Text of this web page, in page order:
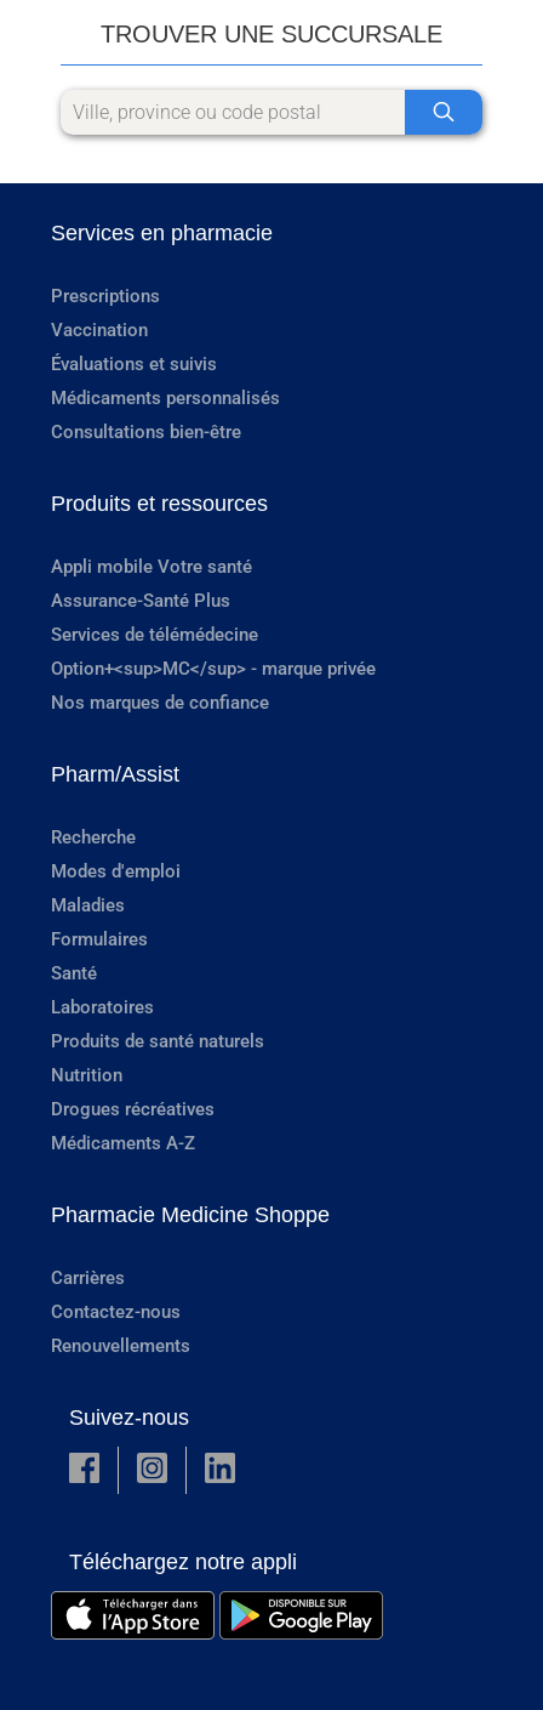
TROUVER UNE SUCCURSALE
Services en pharmacie
Prescriptions
Vaccination
Évaluations et suivis
Médicaments personnalisés
Consultations bien-être
Produits et ressources
Appli mobile Votre santé
Assurance-Santé Plus
Services de télémédecine
Option+<sup>MC</sup> - marque privée
Nos marques de confiance
Pharm/Assist
Recherche
Modes d'emploi
Maladies
Formulaires
Santé
Laboratoires
Produits de santé naturels
Nutrition
Drogues récréatives
Médicaments A-Z
Pharmacie Medicine Shoppe
Carrières
Contactez-nous
Renouvellements
Suivez-nous
Téléchargez notre appli